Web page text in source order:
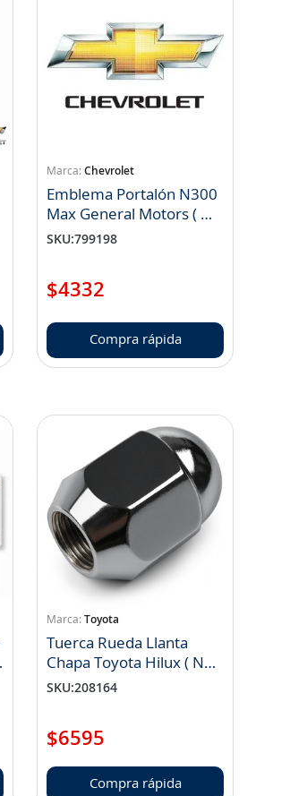
Chevrolet
Emblema Portalón N300
Max General Motors ( NP
24542679)
SKU:799198
$4332
Compra rápida
Toyota
Tuerca Rueda Llanta
Chapa Toyota Hilux ( NP
90942 01082)
SKU:208164
$6595
Compra rápida